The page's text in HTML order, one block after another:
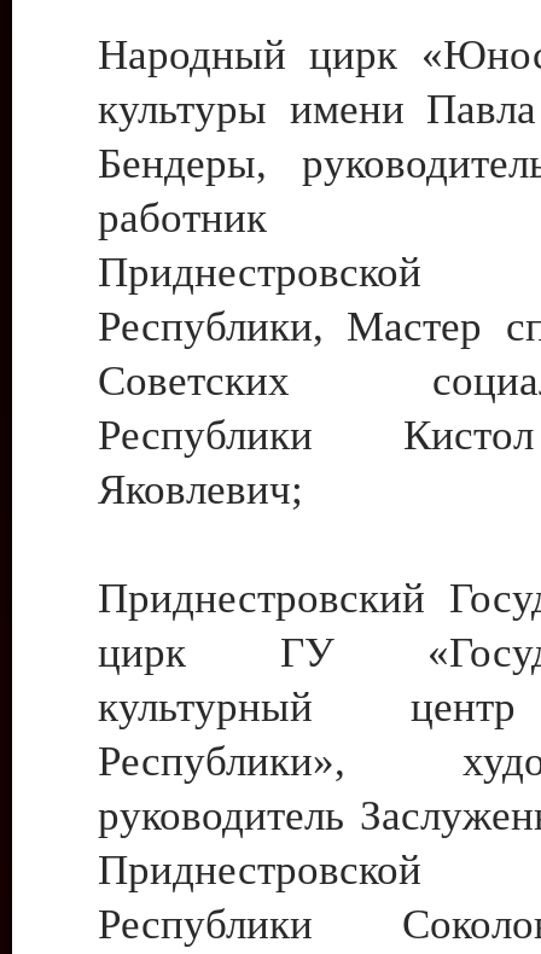
Народный цирк
культуры имени
Бендеры,
работник
Приднестровской
Республики, Мастер
Советских
Республики
Яковлевич;
Приднестровский
цирк ГУ
культурный
Республики»,
руководитель
Приднестровской
Республики